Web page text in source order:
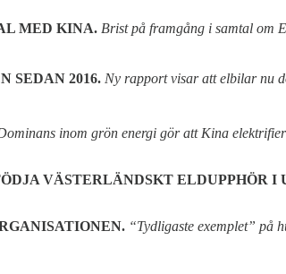
MED KINA. Brist på framgång i samtal om
SEDAN 2016. Ny rapport visar att elbilar nu
inom grön energi gör att Kina
VÄSTERLÄNDSKT ELDUPPHÖR I
“Tydligaste exemplet” på